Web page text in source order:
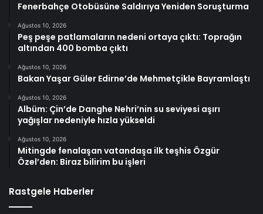
Fenerbahçe Otobüsüne Saldırıya Yeniden Soruşturma
Ağustos 10, 2026
Peş peşe patlamaların nedeni ortaya çıktı: Toprağın
altından 400 bomba çıktı
Ağustos 10, 2026
Bakan Yaşar Güler Edirne’de Mehmetçikle Bayramlaştı
Ağustos 10, 2026
Albüm: Çin’de Danghe Nehri’nin su seviyesi aşırı
yağışlar nedeniyle hızla yükseldi
Ağustos 10, 2026
Mitingde fenalaşan vatandaşa ilk teşhis Özgür
Özel’den: Biraz bilirim bu işleri
Rastgele Haberler